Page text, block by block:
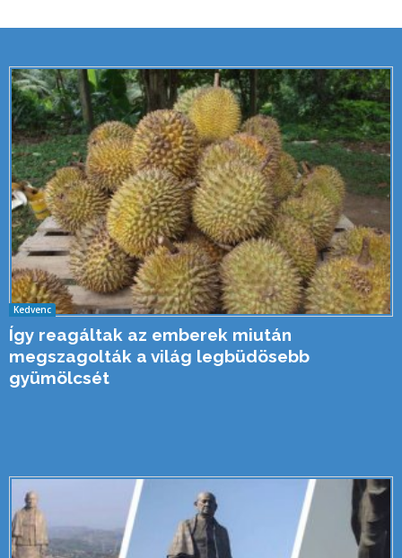
Kedvenc
Így reagáltak az emberek miután
megszagolták a világ legbüdösebb
gyümölcsét